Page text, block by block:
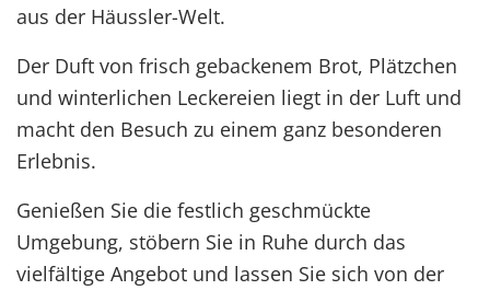
aus der Häussler-Welt.
Der Duft von frisch gebackenem Brot, Plätzchen
und winterlichen Leckereien liegt in der Luft und
macht den Besuch zu einem ganz besonderen
Erlebnis.
Genießen Sie die festlich geschmückte
Umgebung, stöbern Sie in Ruhe durch das
vielfältige Angebot und lassen Sie sich von der